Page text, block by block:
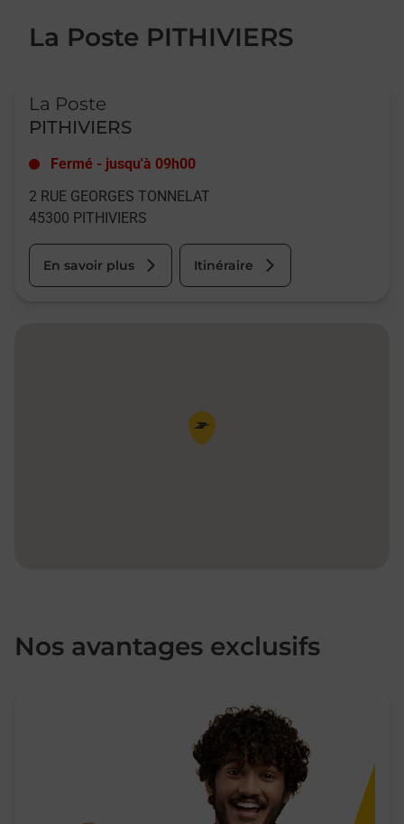
La Poste PITHIVIERS
La Poste
PITHIVIERS
Fermé - jusqu'à 09h00
2 RUE GEORGES TONNELAT
45300 PITHIVIERS
En savoir plus Itinéraire
Pin de la carte
Nos avantages exclusifs